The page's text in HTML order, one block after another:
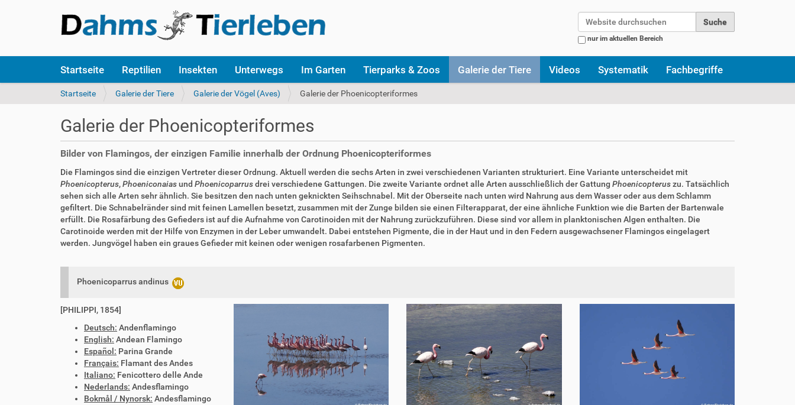
nur im aktuellen Bereich
k
Startseite Reptilien Insekten Unterwegs Im Garten Tierparks & Zoos Galerie der Tiere Videos Systematik Fachbegriffe
S
s
i
n
h
i
e
r
:
Startseite Galerie der Tiere Galerie der Vögel (Aves) Galerie der Phoenicopteriformes
Galerie der Phoenicopteriformes
Bilder von Flamingos, der einzigen Familie innerhalb der Ordnung Phoenicopteriformes
Die Flamingos sind die einzigen Vertreter dieser Ordnung. Aktuell werden die sechs Arten in zwei verschiedenen Varianten strukturiert. Eine Variante unterscheidet mit
Phoenicopterus,Phoeniconaiasund Phoenicoparrusdrei verschiedene Gattungen. Die zweite Variante ordnet alle Arten ausschließlich der Gattung Phoenicopteruszu. Tatsächlich
sehen sich alle Arten sehr ähnlich. Sie besitzen den nach unten geknickten Seihschnabel. Mit der Oberseite nach unten wird Nahrung aus dem Wasser oder aus dem Schlamm
gefiltert. Die Schnabelränder sind mit feinen Lamellen besetzt, zusammen mit der Zunge bilden sie einen Filterapparat, der eine ähnliche Funktion wie die Barten der Bartenwale
erfüllt. Die Rosafärbung des Gefieders ist auf die Aufnahme von Carotinoiden mit der Nahrung zurückzuführen. Diese sind vor allem in planktonischen Algen enthalten. Die
Carotinoide werden mit der Hilfe von Enzymen in der Leber umwandelt. Dabei entstehen Pigmente, die in der Haut und in den Federn ausgewachsener Flamingos eingelagert
werden. Jungvögel haben ein graues Gefieder mit keinen oder wenigen rosafarbenen Pigmenten.
Phoenicoparrus andinus
[PHILIPPI, 1854]
Deutsch: Andenflamingo
English: Andean Flamingo
Español: Parina Grande
Français: Flamant des Andes
Italiano: Fenicottero delle Ande
Nederlands: Andesflamingo
Bokmål / Nynorsk: Andesflamingo